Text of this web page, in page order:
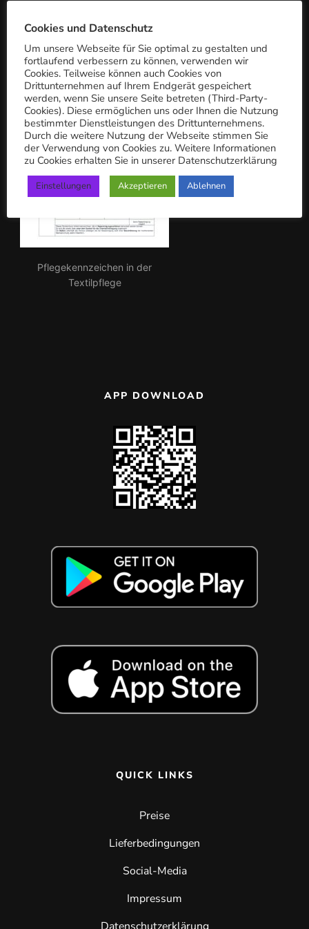
c
h:
Pflegekennzeichen in der
Textilpflege
APP DOWNLOAD
QUICK LINKS
Preise
Lieferbedingungen
Social-Media
Impressum
Cookies und Datenschutz
Um unsere Webseite für Sie optimal zu gestalten und
fortlaufend verbessern zu können, verwenden wir
Cookies. Teilweise können auch Cookies von
Drittunternehmen auf Ihrem Endgerät gespeichert
werden, wenn Sie unsere Seite betreten (Third-Party-
Cookies). Diese ermöglichen uns oder Ihnen die Nutzung
bestimmter Dienstleistungen des Drittunternehmens.
Durch die weitere Nutzung der Webseite stimmen Sie
der Verwendung von Cookies zu. Weitere Informationen
zu Cookies erhalten Sie in unserer Datenschutzerklärung
Einstellungen Akzeptieren Ablehnen